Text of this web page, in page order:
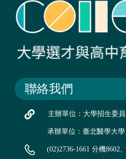
聯絡我們
主辦單位：大學招生委
承辦單位：臺北醫學大學
(02)2736-1661 分機8602